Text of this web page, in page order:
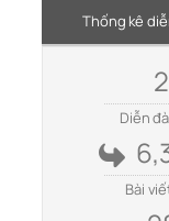
Thống kê
Diễn
Bài